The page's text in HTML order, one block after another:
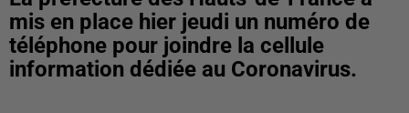
mis en place hier jeudi un numéro de
téléphone pour joindre la cellule
information dédiée au Coronavirus.